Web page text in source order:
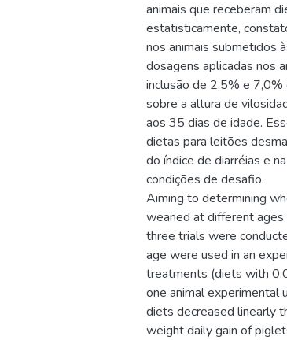
animais que receberam
estatisticamente,
nos animais submetidos
dosagens aplicadas nos
inclusão de 2,5% e
sobre a altura de
aos 35 dias de idade.
dietas para leitões
do índice de diarréias e
condições de desafio.
Aiming to determining
weaned at different
three trials were
age were used in an
treatments (diets with
one animal experimental
diets decreased linearly
weight daily gain of